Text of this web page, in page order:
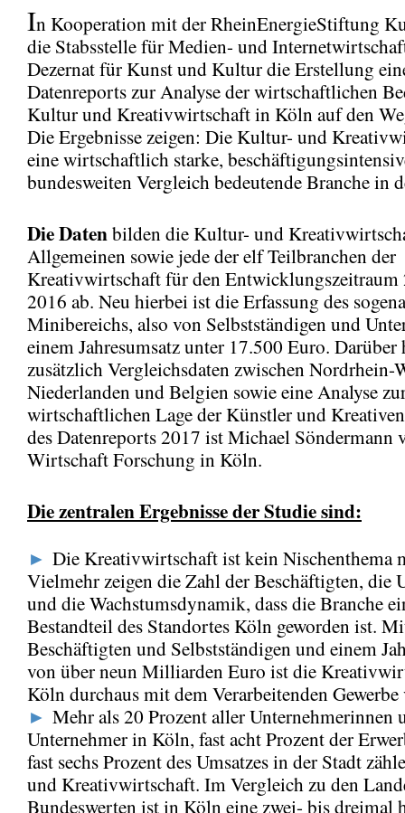
In Kooperation mit der RheinEnergieStiftung
die Stabsstelle für Medien- und
Dezernat für Kunst und Kultur die Erstellung
Datenreports zur Analyse der wirtschaftlichen
Kultur und Kreativwirtschaft in Köln auf den
Die Ergebnisse zeigen: Die Kultur- und
eine wirtschaftlich starke,
bundesweiten Vergleich bedeutende Branche in
Die Datenbilden die Kultur- und
Allgemeinen sowie jede der elf Teilbranchen der
Kreativwirtschaft für den Entwicklungszeitraum
2016 ab. Neu hierbei ist die Erfassung des
Minibereichs, also von Selbstständigen und
einem Jahresumsatz unter 17.500 Euro. Darüber
zusätzlich Vergleichsdaten zwischen Nordrhein-
Niederlanden und Belgien sowie eine Analyse
wirtschaftlichen Lage der Künstler und
des Datenreports 2017 ist Michael Söndermann
Wirtschaft Forschung in Köln.
Die zentralen Ergebnisse der Studie sind:
► Die Kreativwirtschaft ist kein Nischenthema
Vielmehr zeigen die Zahl der Beschäftigten, die
und die Wachstumsdynamik, dass die Branche
Bestandteil des Standortes Köln geworden ist.
Beschäftigten und Selbstständigen und einem
von über neun Milliarden Euro ist die
Köln durchaus mit dem Verarbeitenden
► Mehr als 20 Prozent aller Unternehmerinnen
Unternehmer in Köln, fast acht Prozent der
fast sechs Prozent des Umsatzes in der Stadt
und Kreativwirtschaft. Im Vergleich zu den
Bundeswerten ist in Köln eine zwei- bis dreimal